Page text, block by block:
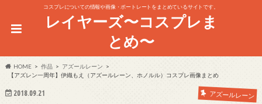
コスプレについての情報や画像・ポートレートをまとめているサイトです。
レイヤーズ〜コスプレま
とめ〜
HOME 作品
アズールレーン
【アズレン一周年】伊織もえ（アズールレーン、ホノルル）コスプレ画像まとめ
2018.09.21 アズールレーン